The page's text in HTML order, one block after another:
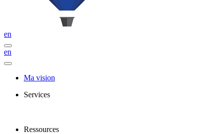
en
en
Ma vision
Services
Ressources